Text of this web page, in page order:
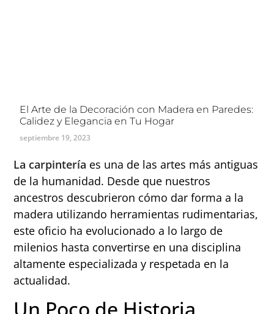
El Arte de la Decoración con Madera en Paredes:
Calidez y Elegancia en Tu Hogar
septiembre 19, 2023
La carpintería es una de las artes más antiguas
de la humanidad. Desde que nuestros
ancestros descubrieron cómo dar forma a la
madera utilizando herramientas rudimentarias,
este oficio ha evolucionado a lo largo de
milenios hasta convertirse en una disciplina
altamente especializada y respetada en la
actualidad.